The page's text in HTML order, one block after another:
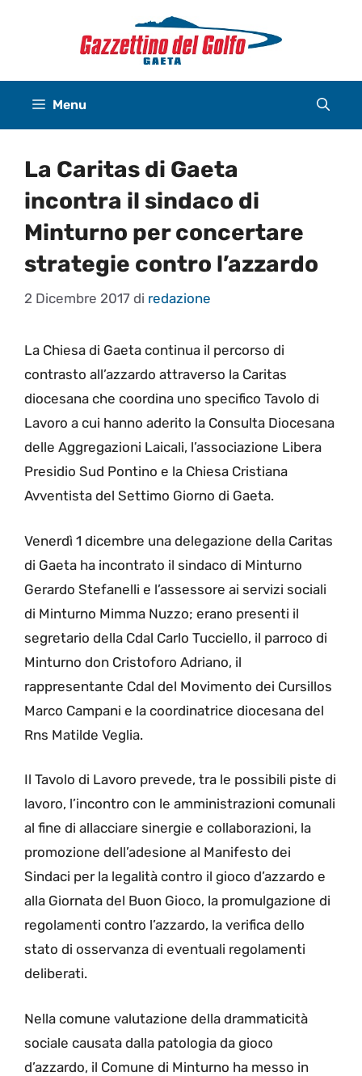
Menu
La Caritas di Gaeta
incontra il sindaco di
Minturno per concertare
strategie contro l’azzardo
2 Dicembre 2017 di redazione
La Chiesa di Gaeta continua il percorso di
contrasto all’azzardo attraverso la Caritas
diocesana che coordina uno specifico Tavolo di
Lavoro a cui hanno aderito la Consulta Diocesana
delle Aggregazioni Laicali, l’associazione Libera
Presidio Sud Pontino e la Chiesa Cristiana
Avventista del Settimo Giorno di Gaeta.
Venerdì 1 dicembre una delegazione della Caritas
di Gaeta ha incontrato il sindaco di Minturno
Gerardo Stefanelli e l’assessore ai servizi sociali
di Minturno Mimma Nuzzo; erano presenti il
segretario della Cdal Carlo Tucciello, il parroco di
Minturno don Cristoforo Adriano, il
rappresentante Cdal del Movimento dei Cursillos
Marco Campani e la coordinatrice diocesana del
Rns Matilde Veglia.
Il Tavolo di Lavoro prevede, tra le possibili piste di
lavoro, l’incontro con le amministrazioni comunali
al fine di allacciare sinergie e collaborazioni, la
promozione dell’adesione al Manifesto dei
Sindaci per la legalità contro il gioco d’azzardo e
alla Giornata del Buon Gioco, la promulgazione di
regolamenti contro l’azzardo, la verifica dello
stato di osservanza di eventuali regolamenti
deliberati.
Nella comune valutazione della drammaticità
sociale causata dalla patologia da gioco
d’azzardo, il Comune di Minturno ha messo in